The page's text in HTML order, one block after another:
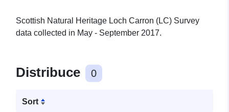
Scottish Natural Heritage Loch Carron (LC) Survey
data collected in May - September 2017.
Distribuce 0
Sort